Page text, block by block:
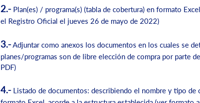
2.- Plan(es) / programa(s) (tabla de cobertura) en formato
el Registro Oficial el jueves 26 de mayo de 2022)
3.-Adjuntar como anexos los documentos en los cuales se
planes/programas son de libre elección de compra por parte
PDF)
4.- Listado de documentos: describiendo el nombre y tipo de